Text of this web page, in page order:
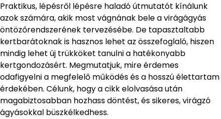
Praktikus, lépésről lépésre haladó útmutatót kínálunk
azok számára, akik most vágnának bele a virágágyás
öntözőrendszerének tervezésébe. De tapasztaltabb
kertbarátoknak is hasznos lehet az összefoglaló, hiszen
mindig lehet új trükköket tanulni a hatékonyabb
kertgondozásért. Megmutatjuk, mire érdemes
odafigyelni a megfelelő működés és a hosszú élettartam
érdekében. Célunk, hogy a cikk elolvasása után
magabiztosabban hozhass döntést, és sikeres, virágzó
ágyásokkal büszkélkedhess.